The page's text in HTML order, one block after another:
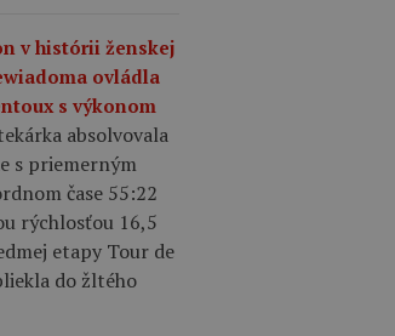
v histórii ženskej
ovládla
s výkonom
absolvovala
s priemerným
čase 55:22
rýchlosťou 16,5
etapy Tour de
do žltého